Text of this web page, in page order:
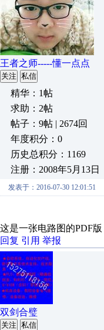
王者之师-----懂一点点
关注 私信
精华：1帖
求助：2帖
帖子：9帖 | 2674回
年度积分：0
历史总积分：1169
注册：2008年5月13日
发表于：2016-07-30 12:01:51
这是一张电路图的PDF
回复 引用 举报
双剑合璧
关注 私信